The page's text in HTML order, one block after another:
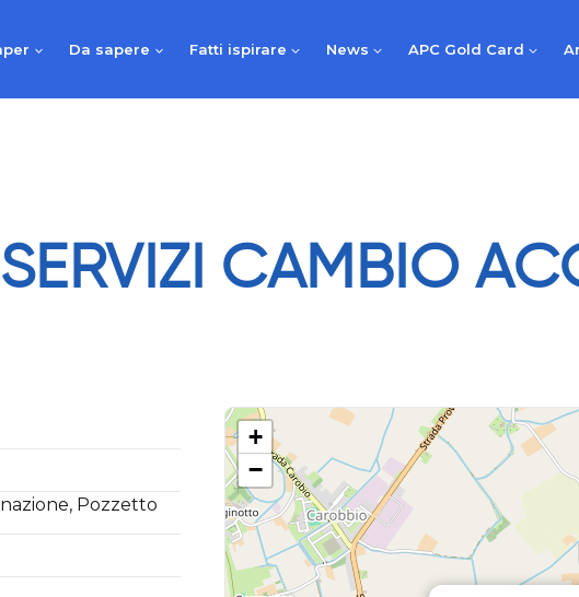
Da sapere Fatti ispirare News APC Gold Card
CAMBIO
Pozzetto
+
−